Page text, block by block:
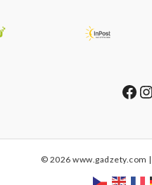
© 2026 www.gadzety.com